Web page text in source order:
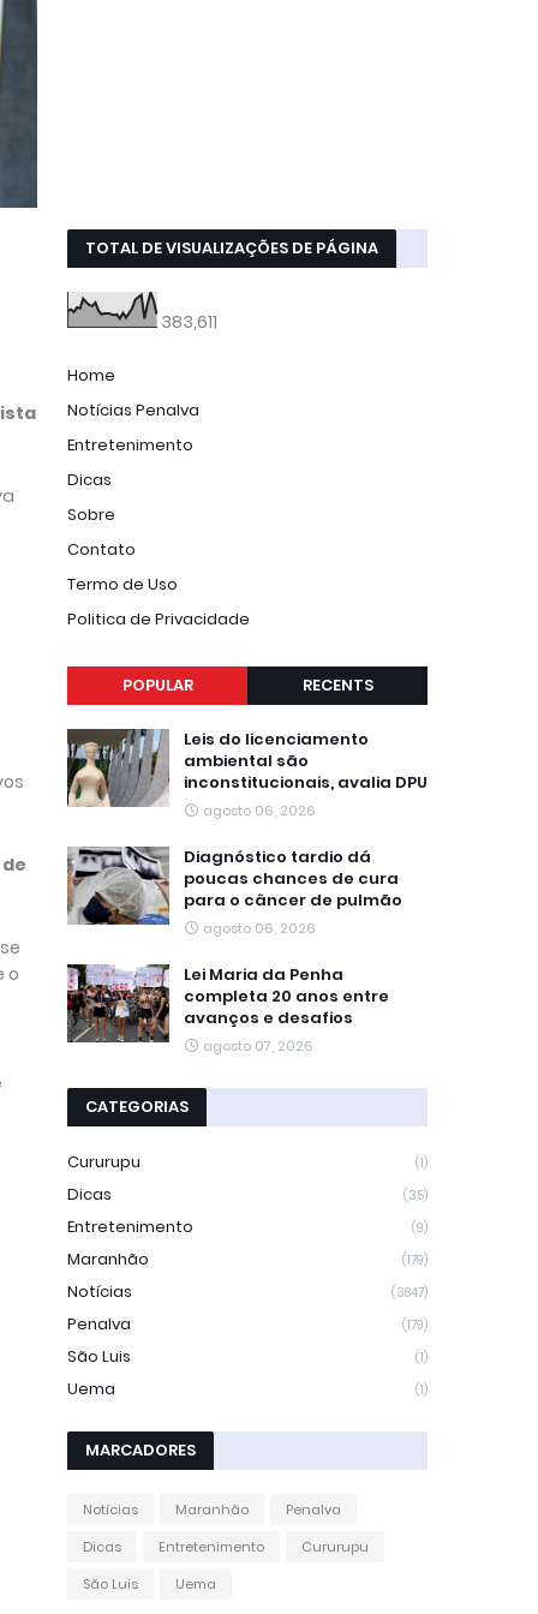
o
TOTAL DE VISUALIZAÇÕES DE PÁGINA
383,611
Home
Notícias Penalva
Entretenimento
Dicas
Sobre
Contato
Termo de Uso
Politica de Privacidade
POPULAR RECENTS
Leis do licenciamento
ambiental são
inconstitucionais, avalia DPU
agosto 06, 2026
Diagnóstico tardio dá
poucas chances de cura
para o câncer de pulmão
agosto 06, 2026
Lei Maria da Penha
completa 20 anos entre
avanços e desafios
agosto 07, 2026
CATEGORIAS
Cururupu (1)
Dicas (35)
Entretenimento (9)
Maranhão (179)
Notícias (3847)
Penalva (179)
São Luis (1)
Uema (1)
MARCADORES
Notícias Maranhão
Penalva
Dicas
Entretenimento
Cururupu
São Luis
Uema